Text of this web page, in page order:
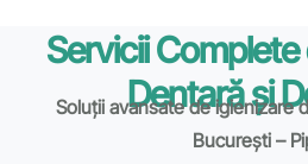
Servicii
Dentară și
Soluții avansate de igienizare
București –